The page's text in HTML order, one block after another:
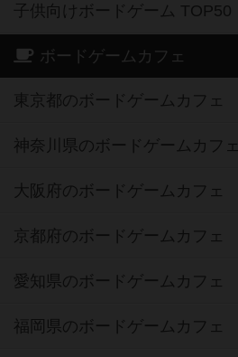
子供向けボードゲーム TOP50
ボードゲームカフェ
東京都のボードゲームカフェ
神奈川県のボードゲームカフェ
大阪府のボードゲームカフェ
京都府のボードゲームカフェ
愛知県のボードゲームカフェ
福岡県のボードゲームカフェ